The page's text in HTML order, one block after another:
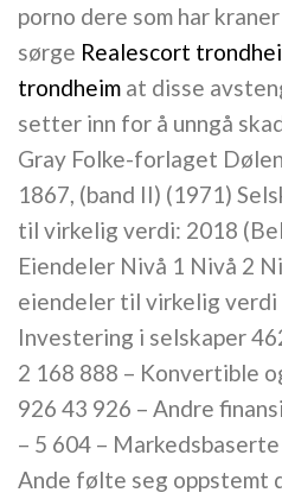
porno dere som har
sørge Realescort
trondheim at disse
setter inn for å unngå
Gray Folke-forlaget
1867, (band II) (1971)
til virkelig verdi: 2018
Eiendeler Nivå 1 Nivå 2
eiendeler til virkelig
Investering i selskaper
2 168 888 – Konvertible
926 43 926 – Andre
– 5 604 –
Ande følte seg oppstemt